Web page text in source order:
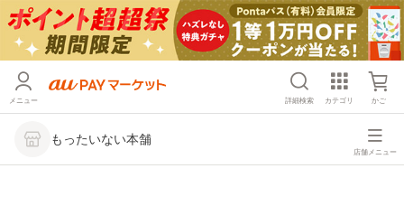
メニュー 詳細検索 カテゴリ かご
もったいない本舗
店舗メニュー